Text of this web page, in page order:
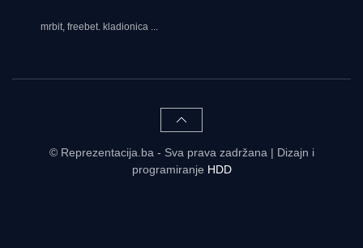
mrbit, freebet. kladionica ...
© Reprezentacija.ba - Sva prava zadržana | Dizajn i
programiranje HDD